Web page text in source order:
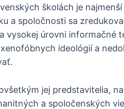
školách je
a spoločnosti sa
vysokej úrovni informačné
ideológií a
jej predstavitelia,
a spoločenských